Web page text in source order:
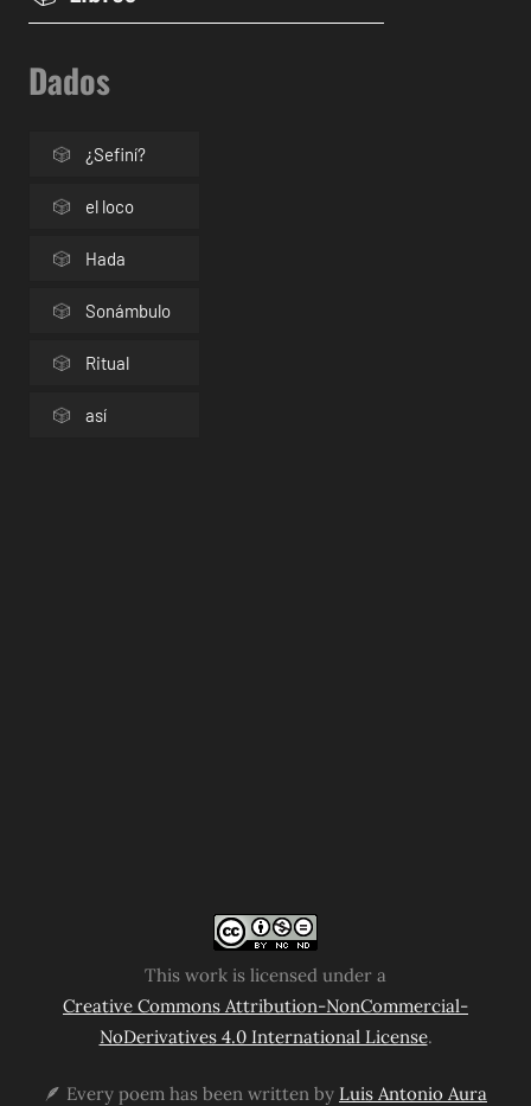
Dados
¿Sefiní?
el loco
Hada
Sonámbulo
Ritual
así
This work is licensed under a
Creative Commons Attribution-NonCommercial-
NoDerivatives 4.0 International License.
🪶 Every poem has been written by Luis Antonio Aura